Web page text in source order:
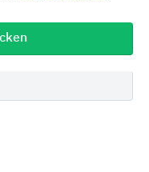
aus Stahl auf